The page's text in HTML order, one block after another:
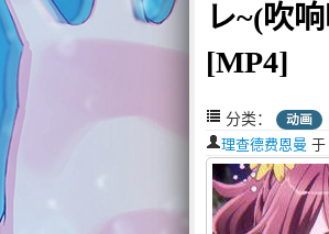
レ~(吹
[MP4]
分类： 动画
理查德费恩曼